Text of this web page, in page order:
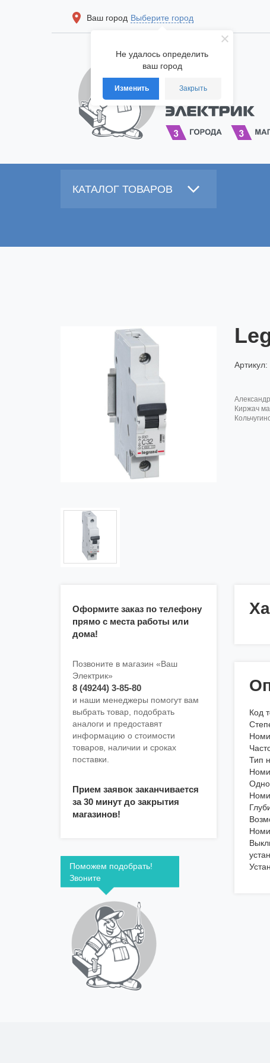
Не удалось определить
ваш город
Изменить Закрыть
Ваш город Выберите город
КАТАЛОГ ТОВАРОВ
Артикул:
киржач
Оформите заказ по телефону
прямо с места работы или
дома!
Позвоните в магазин «Ваш
Электрик»
8 (49244) 3-85-80
и наши менеджеры помогут вам
выбрать товар, подобрать
аналоги и предоставят
информацию о стоимости
товаров, наличии и сроках
поставки.
Прием заявок заканчивается
за 30 минут до закрытия
магазинов!
Поможем подобрать!
Звоните
Код
Тип